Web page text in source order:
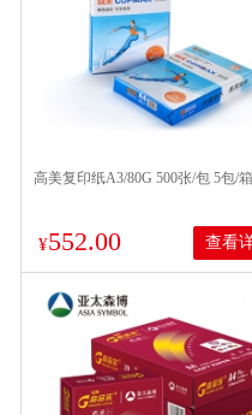
高美复印纸A3/80G 500张/包 5包/箱
¥552.00 查看